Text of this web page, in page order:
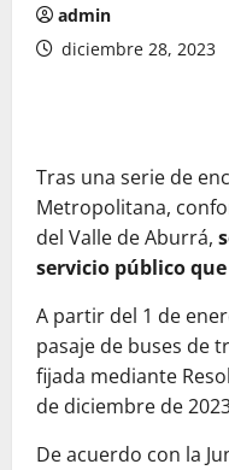
admin
diciembre 28, 2023
Tras una serie de
Metropolitana,
del Valle de Aburrá,
servicio público
A partir del 1 de
pasaje de buses de
fijada mediante
de diciembre de
De acuerdo con la